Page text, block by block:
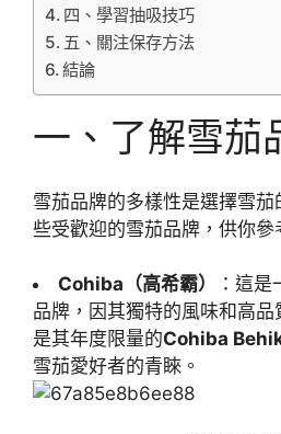
四、學習抽吸技巧
五、關注保存方法
結論
一、了解雪茄
雪茄品牌的多樣性是選擇雪
些受歡迎的雪茄品牌，供你參
Cohiba（高希霸）
：這
品牌，因其獨特的風味和高品
是其年度限量的Cohiba
雪茄愛好者的青睞。